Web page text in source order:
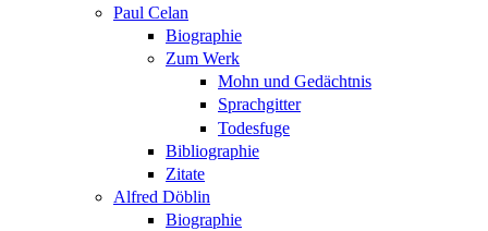
Paul Celan
Biographie
Zum Werk
Mohn und Gedächtnis
Sprachgitter
Todesfuge
Bibliographie
Zitate
Alfred Döblin
Biographie